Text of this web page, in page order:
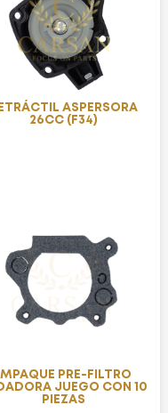
ASPERSORA
26CC (F34)
PRE-FILTRO
JUEGO CON 10
PIEZAS